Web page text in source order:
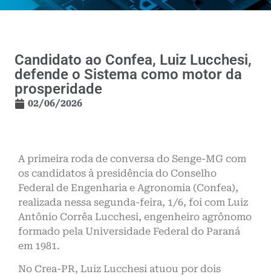
Candidato ao Confea, Luiz Lucchesi,
defende o Sistema como motor da
prosperidade
02/06/2026
A primeira roda de conversa do Senge-MG com
os candidatos à presidência do Conselho
Federal de Engenharia e Agronomia (Confea),
realizada nessa segunda-feira, 1/6, foi com Luiz
Antônio Corrêa Lucchesi, engenheiro agrônomo
formado pela Universidade Federal do Paraná
em 1981.
No Crea-PR, Luiz Lucchesi atuou por dois